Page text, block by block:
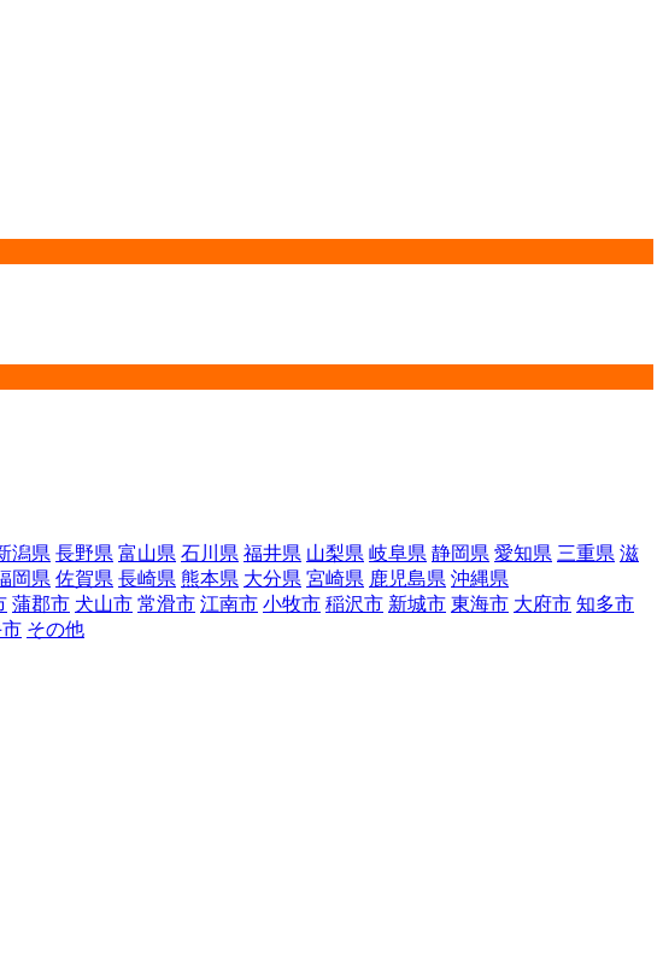
潟県 長野県 富山県 石川県 福井県 山梨県 岐阜県 静岡県 愛知県 三重県 滋
岡県 佐賀県 長崎県 熊本県 大分県 宮崎県 鹿児島県 沖縄県
蒲郡市 犬山市 常滑市 江南市 小牧市 稲沢市 新城市 東海市 大府市 知多市
その他